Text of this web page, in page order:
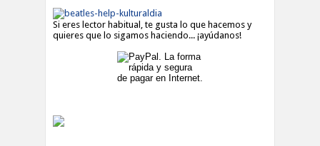
Si eres lector habitual, te gusta lo que hacemos y
quieres que lo sigamos haciendo... ¡ayúdanos!